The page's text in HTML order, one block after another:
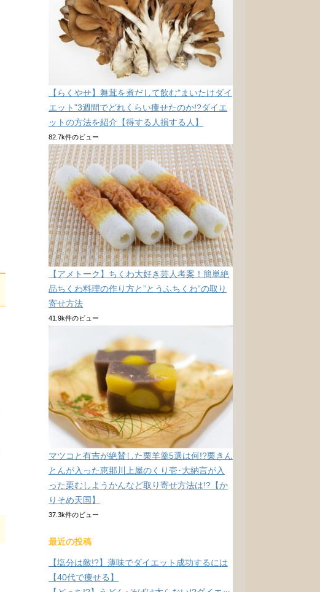
【らくやせ】舞茸を煮だして飲む"まいたけダイ
エット"3週間でどれくらい痩せたのか!?ダイエ
ットの方法を紹介【得する人損する人】
82.7k件のビュー
【アメトーク】ちくわ大好き芸人考案！簡単絶
品ちくわ料理の作り方と”とうふちくわ”の取り
寄せ方法
41.9k件のビュー
マツコと有吉が絶賛した栗羊羹5選は何!?栗きん
とんが入った恵那川上屋のくり壱･大納言が入
った栗むしようかんなど取り寄せ方法は!?【か
りそめ天国】
37.3k件のビュー
最近の投稿
【塩分は敵!?】薄味でダイエット成功するには
【40代で痩せる】